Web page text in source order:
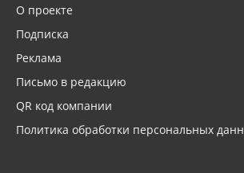
О проекте
Подписка
Реклама
Письмо в редакцию
QR код компании
Политика обработки персональных